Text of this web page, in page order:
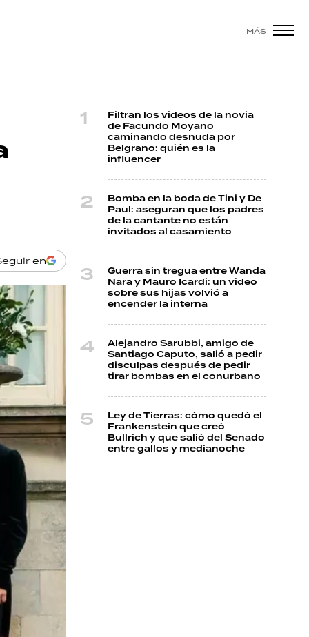
MÁS
en
Filtran los videos de la novia
de Facundo Moyano
caminando desnuda por
Belgrano: quién es la
influencer
Bomba en la boda de Tini y De
Paul: aseguran que los padres
de la cantante no están
invitados al casamiento
Guerra sin tregua entre Wanda
Nara y Mauro Icardi: un video
sobre sus hijas volvió a
encender la interna
Alejandro Sarubbi, amigo de
Santiago Caputo, salió a pedir
disculpas después de pedir
tirar bombas en el conurbano
Ley de Tierras: cómo quedó el
Frankenstein que creó
Bullrich y que salió del Senado
entre gallos y medianoche